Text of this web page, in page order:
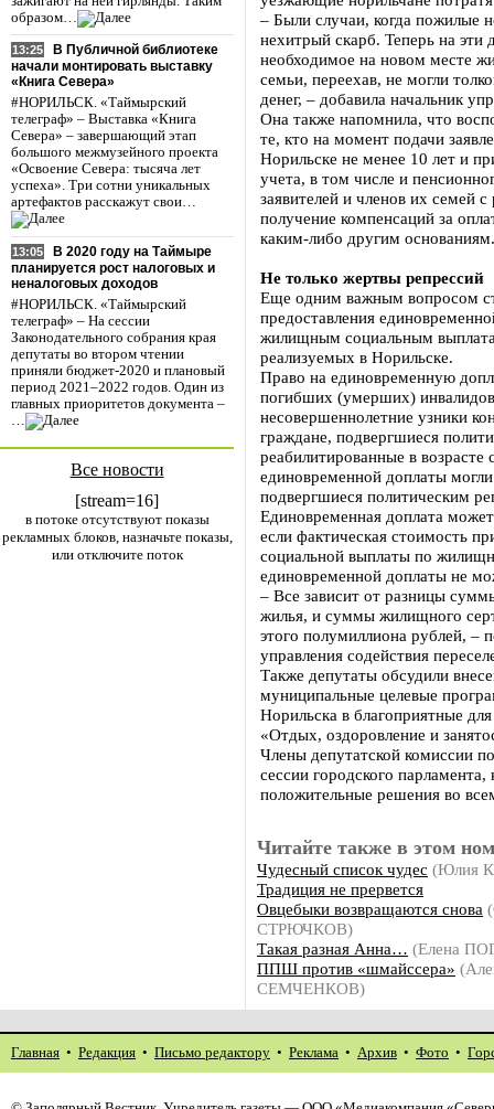
образом…
13:25
В Публичной библиотеке
начали монтировать выставку
«Книга Севера»
#НОРИЛЬСК. «Таймырский
телеграф» – Выставка «Книга
Севера» – завершающий этап
большого межмузейного проекта
«Освоение Севера: тысяча лет
успеха». Три сотни уникальных
артефактов расскажут свои…
13:05
В 2020 году на Таймыре
планируется рост налоговых и
неналоговых доходов
#НОРИЛЬСК. «Таймырский
телеграф» – На сессии
Законодательного собрания края
депутаты во втором чтении
приняли бюджет-2020 и плановый
период 2021–2022 годов. Один из
главных приоритетов документа –
…
Все новости
[stream=16]
в потоке отсутствуют показы
рекламных блоков, назначьте показы,
или отключите поток
– Были случаи, когда пожилые
нехитрый скарб. Теперь на эти
необходимое на новом месте
семьи, переехав, не могли
денег, – добавила начальник
Она также напомнила, что
те, кто на момент подачи
Норильске не менее 10 лет и
учета, в том числе и
заявителей и членов их семей
получение компенсаций за
каким-либо другим основаниям.
Не только жертвы репрессий
Еще одним важным вопросом
предоставления
жилищным социальным
реализуемых в Норильске.
Право на единовременную
погибших (умерших)
несовершеннолетние узники
граждане, подвергшиеся
реабилитированные в возрасте
единовременной доплаты
подвергшиеся политическим
Единовременная доплата
если фактическая стоимость
социальной выплаты по
единовременной доплаты не
– Все зависит от разницы
жилья, и суммы жилищного
этого полумиллиона рублей, –
управления содействия
Также депутаты обсудили
муниципальные целевые
Норильска в благоприятные
«Отдых, оздоровление и
Члены депутатской комиссии
сессии городского
положительные решения во
Читайте также в этом
Чудесный список чудес (Юлия
Традиция не прервется
Овцебыки возвращаются снова
СТРЮЧКОВ)
Такая разная Анна… (Елена
ППШ против «шмайссера»
СЕМЧЕНКОВ)
Главная • Редакция • Письмо редактору • Реклама • Архив • Фото •